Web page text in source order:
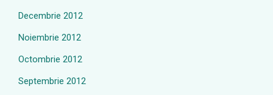
Decembrie 2012
Noiembrie 2012
Octombrie 2012
Septembrie 2012